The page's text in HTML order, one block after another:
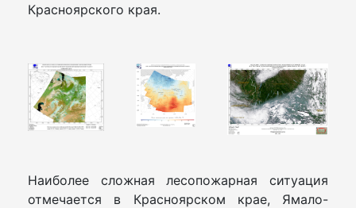
Красноярского края.
Наиболее сложная лесопожарная ситуация
отмечается в Красноярском крае, Ямало-